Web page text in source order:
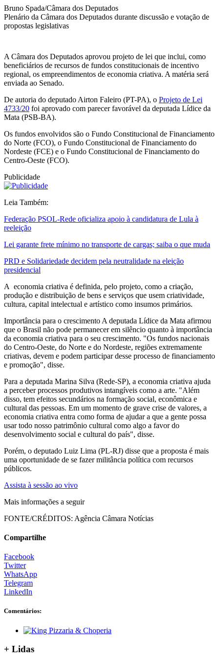
Bruno Spada/Câmara dos Deputados
Plenário da Câmara dos Deputados durante discussão e votação de
propostas legislativas
A Câmara dos Deputados aprovou projeto de lei que inclui, como
beneficiários de recursos de fundos constitucionais de incentivo
regional, os empreendimentos de economia criativa. A matéria será
enviada ao Senado.
De autoria do deputado Airton Faleiro (PT-PA), o Projeto de Lei
4733/20 foi aprovado com parecer favorável da deputada Lídice da
Mata (PSB-BA).
Os fundos envolvidos são o Fundo Constitucional de Financiamento
do Norte (FCO), o Fundo Constitucional de Financiamento do
Nordeste (FCE) e o Fundo Constitucional de Financiamento do
Centro-Oeste (FCO).
Publicidade
Leia Também:
Federação PSOL-Rede oficializa apoio à candidatura de Lula à
reeleição
Lei garante frete mínimo no transporte de cargas; saiba o que muda
PRD e Solidariedade decidem pela neutralidade na eleição
presidencial
A economia criativa é definida, pelo projeto, como a criação,
produção e distribuição de bens e serviços que usem criatividade,
cultura, capital intelectual e artístico como insumos primários.
Importância para o crescimento A deputada Lídice da Mata afirmou
que o Brasil não pode permanecer em silêncio quanto à importância
da economia criativa para o seu crescimento. "Os fundos nacionais
do Centro-Oeste, do Norte e do Nordeste, regiões extremamente
criativas, devem e podem participar desse processo de financiamento
e promoção", disse.
Para a deputada Marina Silva (Rede-SP), a economia criativa ajuda
a perceber processos produtivos intangíveis como a arte. "Além
disso, tem efeitos secundários na formação social, econômica e
cultural das pessoas. Em um momento de grave crise de valores, a
economia criativa entra como forma de ajudar a que a gente possa
usar todo nosso patrimônio cultural como algo a favor do
desenvolvimento social e cultural do país", disse.
Porém, o deputado Luiz Lima (PL-RJ) disse que a proposta é mais
uma oportunidade de se fazer militância política com recursos
públicos.
Assista à sessão ao vivo
Mais informações a seguir
FONTE/CRÉDITOS: Agência Câmara Notícias
Compartilhe
Facebook
Twitter
WhatsApp
Telegram
LinkedIn
Comentários:
+ Lidas